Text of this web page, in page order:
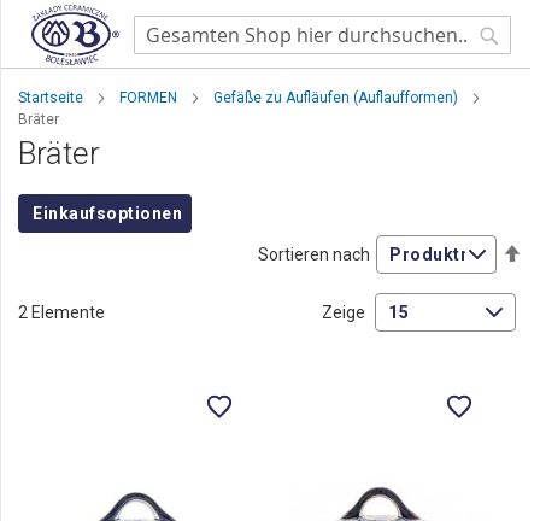
Startseite FORMEN
Gefäße zu Aufläufen (Auflaufformen)
Bräter
Bräter
Einkaufsoptionen
2 Elemente
Sortieren nach
Zeige